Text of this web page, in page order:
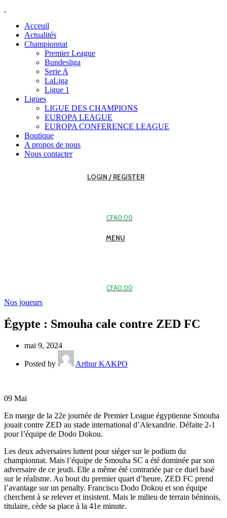
Acceuil
Actualités
Championnat
Premier League
Bundesliga
Serie A
LaLiga
Ligue 1
Ligues
LIGUE DES CHAMPIONS
EUROPA LEAGUE
EUROPA CONFERENCE LEAGUE
Boutique
A propos de nous
Nous contacter
LOGIN / REGISTER
CFA0.00
MENU
CFA0.00
Nos joueurs
Égypte : Smouha cale contre ZED FC
mai 9, 2024
Posted by Arthur KAKPO
09 Mai
En marge de la 22e journée de Premier League égyptienne Smouha
jouait contre ZED au stade international d’Alexandrie. Défaite 2-1
pour l’équipe de Dodo Dokou.
Les deux adversaires luttent pour siéger sur le podium du
championnat. Mais l’équipe de Smouha SC a été dominée par son
adversaire de ce jeudi. Elle a même été contrariée par ce duel basé
sur le réalisme. Au bout du premier quart d’heure, ZED FC prend
l’avantage sur un penalty. Francisco Dodo Dokou et son équipe
cherchent à se relever et insistent. Mais le milieu de terrain béninois,
titulaire, cède sa place à la 41e minute.